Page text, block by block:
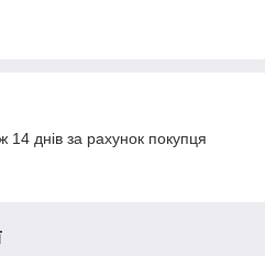
днів за рахунок покупця